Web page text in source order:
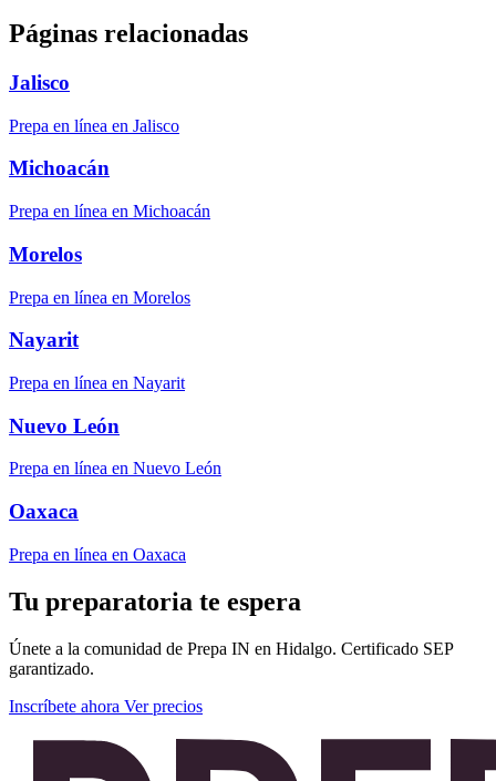
Páginas relacionadas
Jalisco
Prepa en línea en Jalisco
Michoacán
Prepa en línea en Michoacán
Morelos
Prepa en línea en Morelos
Nayarit
Prepa en línea en Nayarit
Nuevo León
Prepa en línea en Nuevo León
Oaxaca
Prepa en línea en Oaxaca
Tu preparatoria te espera
Únete a la comunidad de Prepa IN en Hidalgo. Certificado SEP
garantizado.
Inscríbete ahora Ver precios